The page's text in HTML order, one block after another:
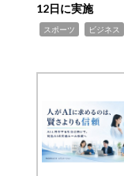
12日に実施
スポーツ ビジネス